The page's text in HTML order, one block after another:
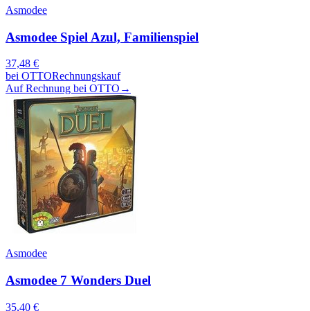
Asmodee
Asmodee Spiel Azul, Familienspiel
37,48 €
bei OTTORechnungskauf
Auf Rechnung bei OTTO →
Asmodee
Asmodee 7 Wonders Duel
35,40 €